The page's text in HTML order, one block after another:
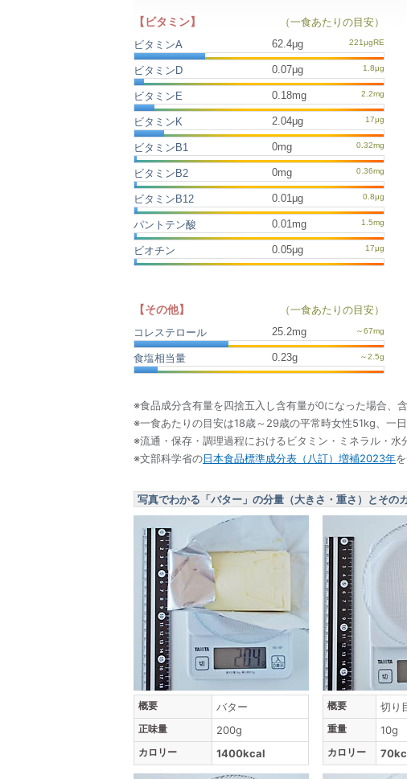
【ビタミン】
（一食あたりの目安）
ビタミンA
62.4μg
ビタミンD 0.07μg
ビタミンE 0.18mg
ビタミンK 2.04μg
ビタミンB1 0mg
ビタミンB2 0mg
ビタミンB12 0.01μg
パントテン酸 0.01mg
ビオチン 0.05μg
【その他】
（一食あたりの目安）
コレステロール
25.2mg
食塩相当量 0.23g
※食品成分含有量を四捨五入し含有量が0になった場合、
※一食あたりの目安は18歳～29歳の平常時女性51kg、一
※流通・保存・調理過程におけるビタミン・ミネラル・水
※文部科学省の日本食品標準成分表（八訂）増補2023年
写真でわかる「バター」の分量（大きさ・重さ）とその
概要 バター
正味量 200g
カロリー 1400kcal
概要 切り
重量 10g
カロリー